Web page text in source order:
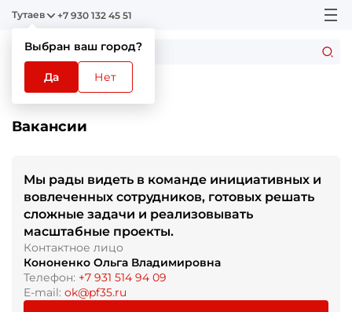
Тутаев
Выбран ваш город?
Да Нет
+7 930 132 45 51
Главная Вакансии
Вакансии
Мы рады видеть в команде инициативных и
вовлеченных сотрудников, готовых решать
сложные задачи и реализовывать
масштабные проекты.
Контактное лицо
Кононенко Ольга Владимировна
Телефон: +7 931 514 94 09
E-mail: ok@pf35.ru